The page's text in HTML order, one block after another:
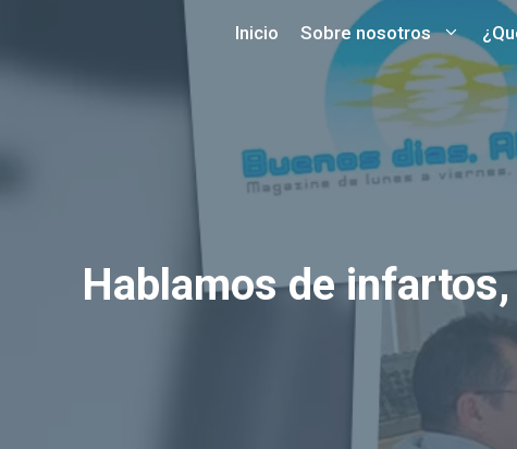
Inicio Sobre nosotros
Hablamos de